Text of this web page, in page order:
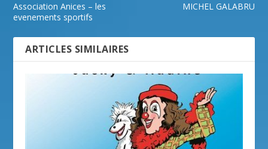
Association Anices – les
evenements sportifs
MICHEL GALABRU
ARTICLES SIMILAIRES